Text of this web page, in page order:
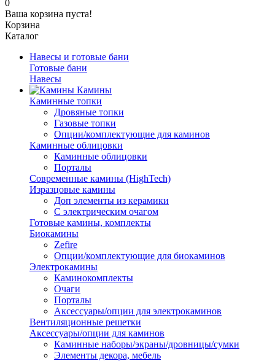
0
Ваша корзина пуста!
Корзина
Каталог
Навесы и готовые бани
Готовые бани
Навесы
Камины
Каминные топки
Дровяные топки
Газовые топки
Опции/комплектующие для каминов
Каминные облицовки
Каминные облицовки
Порталы
Современные камины (HighTech)
Изразцовые камины
Доп элементы из керамики
С электрическим очагом
Готовые камины, комплекты
Биокамины
Zefire
Опции/комплектующие для биокаминов
Электрокамины
Каминокомплекты
Очаги
Порталы
Аксессуары/опции для электрокаминов
Вентиляционные решетки
Аксессуары/опции для каминов
Каминные наборы/экраны/дровницы/сумки
Элементы декора, мебель